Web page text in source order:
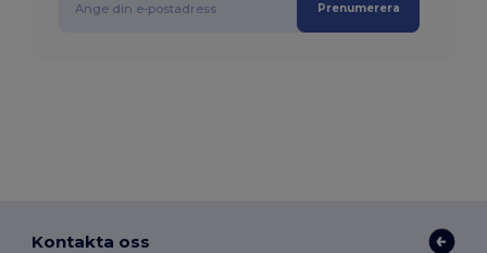
Prenumerera
Kontakta oss